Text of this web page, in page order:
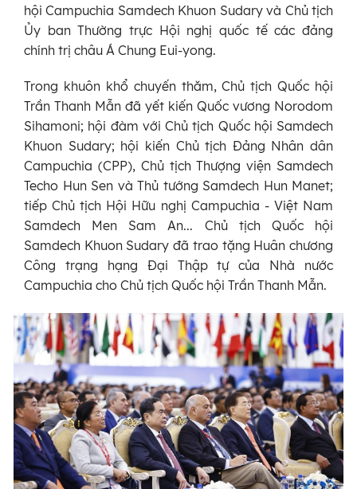
hội Campuchia Samdech Khuon Sudary và Chủ tịch
Ủy ban Thường trực Hội nghị quốc tế các đảng
chính trị châu Á Chung Eui-yong.
Trong khuôn khổ chuyến thăm, Chủ tịch Quốc hội
Trần Thanh Mẫn đã yết kiến Quốc vương Norodom
Sihamoni; hội đàm với Chủ tịch Quốc hội Samdech
Khuon Sudary; hội kiến Chủ tịch Đảng Nhân dân
Campuchia (CPP), Chủ tịch Thượng viện Samdech
Techo Hun Sen và Thủ tướng Samdech Hun Manet;
tiếp Chủ tịch Hội Hữu nghị Campuchia - Việt Nam
Samdech Men Sam An... Chủ tịch Quốc hội
Samdech Khuon Sudary đã trao tặng Huân chương
Công trạng hạng Đại Thập tự của Nhà nước
Campuchia cho Chủ tịch Quốc hội Trần Thanh Mẫn.